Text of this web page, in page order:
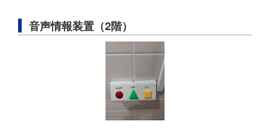
音声情報装置（2階）